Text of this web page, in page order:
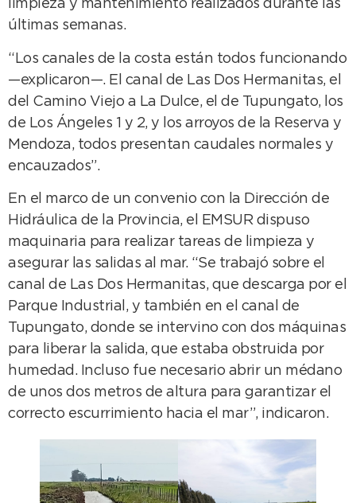
limpieza y mantenimiento realizados durante las
últimas semanas.
“Los canales de la costa están todos funcionando
—explicaron—. El canal de Las Dos Hermanitas, el
del Camino Viejo a La Dulce, el de Tupungato, los
de Los Ángeles 1 y 2, y los arroyos de la Reserva y
Mendoza, todos presentan caudales normales y
encauzados”.
En el marco de un convenio con la Dirección de
Hidráulica de la Provincia, el EMSUR dispuso
maquinaria para realizar tareas de limpieza y
asegurar las salidas al mar. “Se trabajó sobre el
canal de Las Dos Hermanitas, que descarga por el
Parque Industrial, y también en el canal de
Tupungato, donde se intervino con dos máquinas
para liberar la salida, que estaba obstruida por
humedad. Incluso fue necesario abrir un médano
de unos dos metros de altura para garantizar el
correcto escurrimiento hacia el mar”, indicaron.